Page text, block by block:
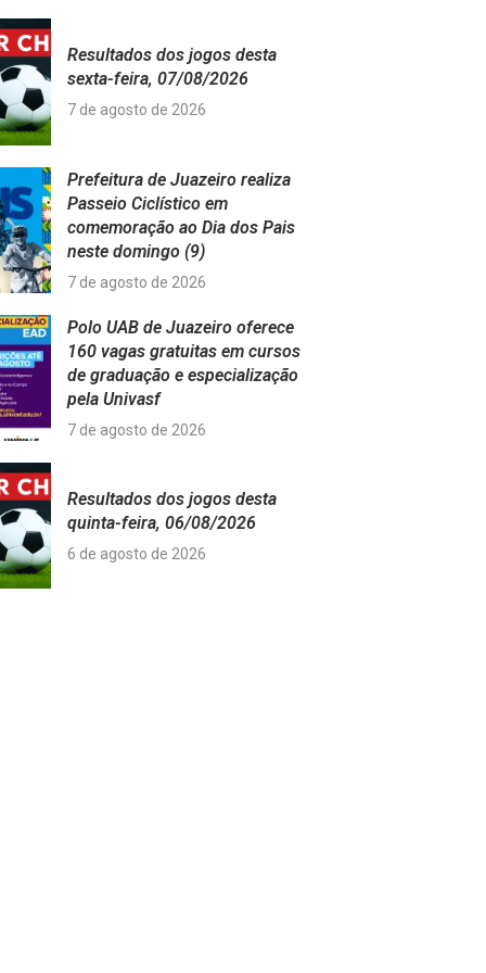
Resultados dos jogos desta
sexta-feira, 07/08/2026
7 de agosto de 2026
Prefeitura de Juazeiro realiza
Passeio Ciclístico em
comemoração ao Dia dos Pais
neste domingo (9)
7 de agosto de 2026
Polo UAB de Juazeiro oferece
160 vagas gratuitas em cursos
de graduação e especialização
pela Univasf
7 de agosto de 2026
Resultados dos jogos desta
quinta-feira, 06/08/2026
6 de agosto de 2026